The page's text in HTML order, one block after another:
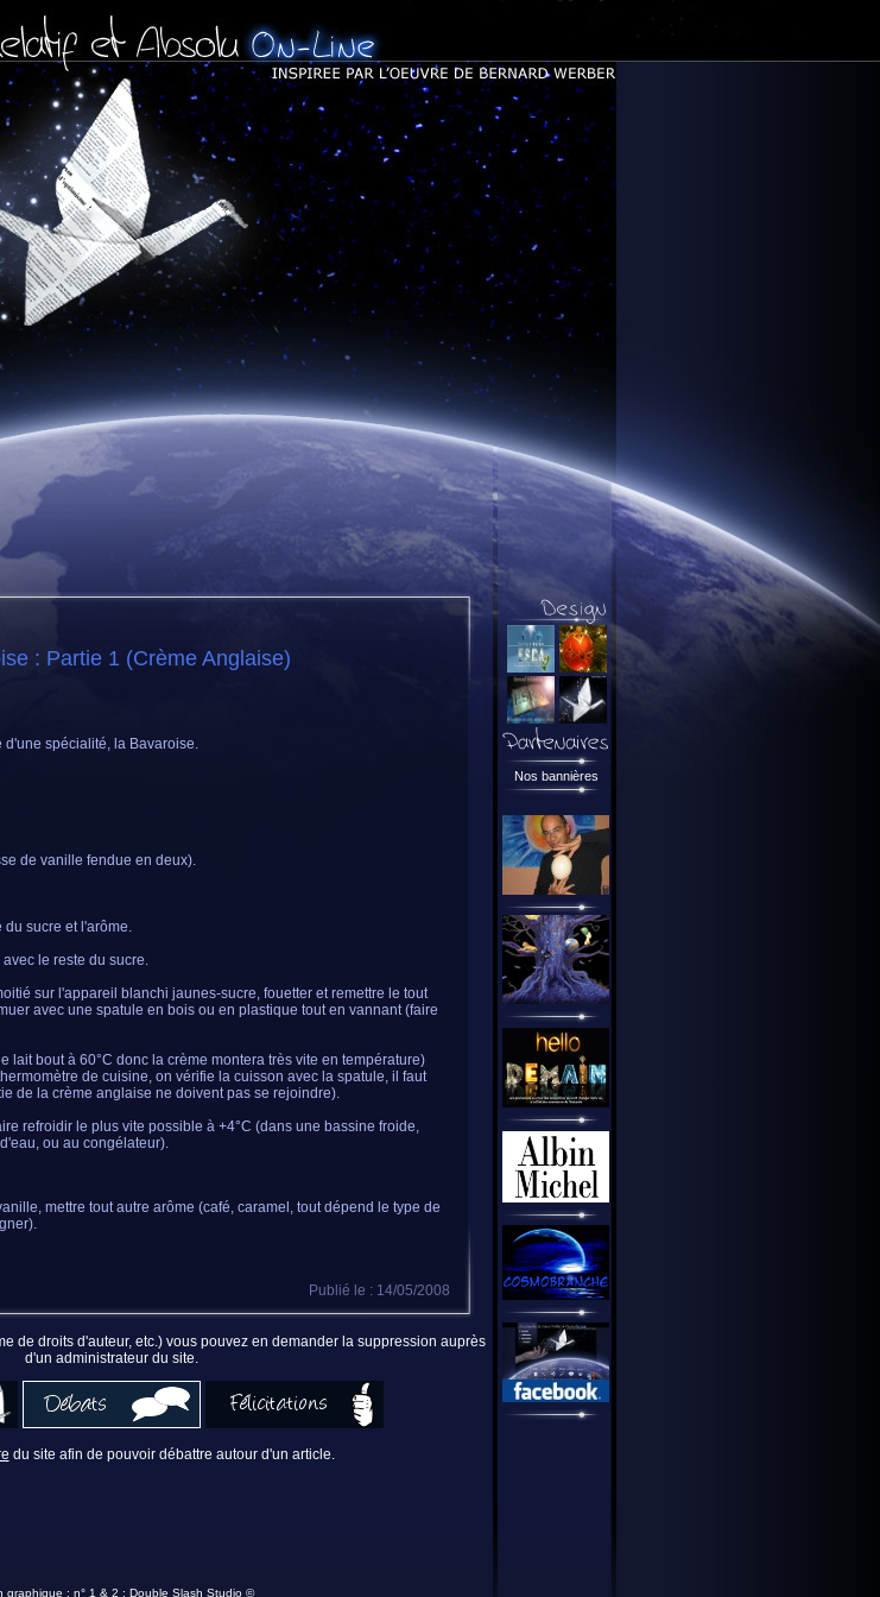
: Partie 1 (Crème Anglaise)
spécialité, la Bavaroise.
de vanille fendue en deux).
du sucre et l'arôme.
le reste du sucre.
sur l'appareil blanchi jaunes-sucre, fouetter et remettre le tout
avec une spatule en bois ou en plastique tout en vannant (faire
lait bout à 60°C donc la crème montera très vite en température)
de cuisine, on vérifie la cuisson avec la spatule, il faut
de la crème anglaise ne doivent pas se rejoindre).
refroidir le plus vite possible à +4°C (dans une bassine froide,
ou au congélateur).
mettre tout autre arôme (café, caramel, tout dépend le type de
Publié le : 14/05/2008
de droits d'auteur, etc.) vous pouvez en demander la suppression auprès
d'un administrateur du site.
du site afin de pouvoir débattre autour d'un article.
Nos bannières
graphique : n° 1 & 2 : Double Slash Studio ©